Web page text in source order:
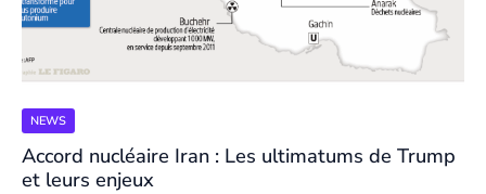
NEWS
Accord nucléaire Iran : Les ultimatums de Trump
et leurs enjeux